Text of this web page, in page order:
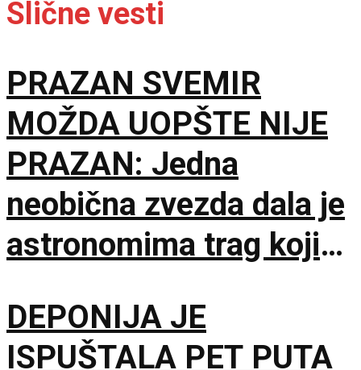
Slične vesti
PRAZAN SVEMIR
MOŽDA UOPŠTE NIJE
PRAZAN: Jedna
neobična zvezda dala je
astronomima trag koji
DEPONIJA JE
ISPUŠTALA PET PUTA